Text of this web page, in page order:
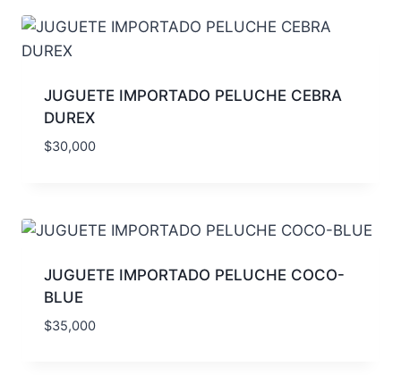
JUGUETE IMPORTADO PELUCHE CEBRA
DUREX
$30,000
JUGUETE IMPORTADO PELUCHE COCO-
BLUE
$35,000